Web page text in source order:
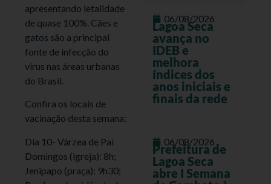
apresentando letalidade
de quase 100%. Cães e
gatos são a principal
fonte de infecção do
vírus nas áreas urbanas
do Brasil.
Confira os locais de
vacinação desta semana:
Dia 10- Várzea de Pai
Domingos (igreja): 8h;
Jenipapo (praça): 9h30;
06/08/2026
Lagoa Seca
avança no
IDEB e
melhora
índices dos
anos iniciais e
finais da rede
06/08/2026
Prefeitura de
Lagoa Seca
abre I Semana